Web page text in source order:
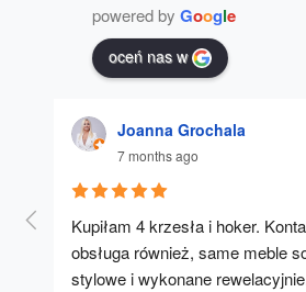
powered by Google
oceń nas w
Joanna Grochala
7 months ago
Kupiłam 4 krzesła i hoker.
obsługa również, same meble
stylowe i wykonane